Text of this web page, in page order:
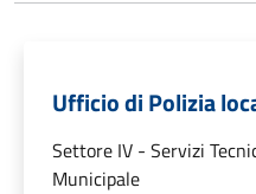
Ufficio di Polizia
Settore IV - Servizi
Municipale